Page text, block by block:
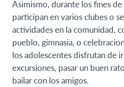
Asimismo, durante los fines
participan en varios clubes o
actividades en la comunidad,
pueblo, gimnasia, o
los adolescentes disfrutan de
excursiones, pasar un buen
bailar con los amigos.